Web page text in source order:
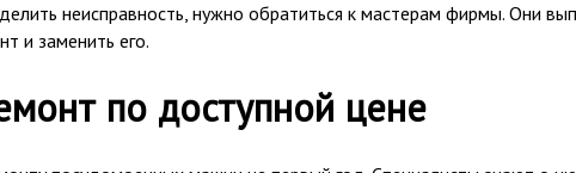
неисправность, нужно обратиться к мастерам фирмы. Они
и заменить его.
по доступной цене